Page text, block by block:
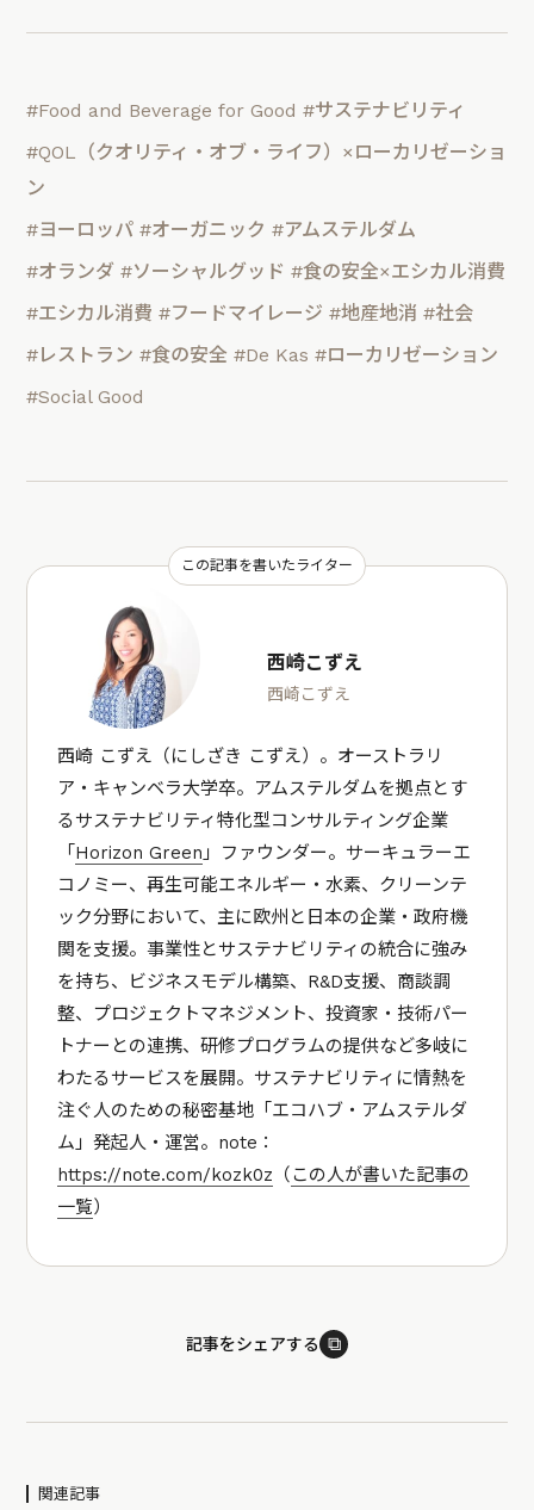
#Food and Beverage for Good #サステナビリティ
#QOL（クオリティ・オブ・ライフ）×ローカリゼーショ
ン
#ヨーロッパ #オーガニック #アムステルダム
#オランダ #ソーシャルグッド #食の安全×エシカル消費
#エシカル消費 #フードマイレージ #地産地消 #社会
#レストラン #食の安全 #De Kas #ローカリゼーション
#Social Good
この記事を書いたライター
西崎こずえ
西崎こずえ
西崎 こずえ（にしざき こずえ）。オーストラリ
ア・キャンベラ大学卒。アムステルダムを拠点とす
るサステナビリティ特化型コンサルティング企業
「 Horizon Green 」ファウンダー。サーキュラーエ
コノミー、再生可能エネルギー・水素、クリーンテ
ック分野において、主に欧州と日本の企業・政府機
関を支援。事業性とサステナビリティの統合に強み
を持ち、ビジネスモデル構築、R&D支援、商談調
整、プロジェクトマネジメント、投資家・技術パー
トナーとの連携、研修プログラムの提供など多岐に
わたるサービスを展開。サステナビリティに情熱を
注ぐ人のための秘密基地「エコハブ・アムステルダ
ム」発起人・運営。note：
https://note.com/kozk0z （この人が書いた記事の
一覧）
記事をシェアする ⧉
関連記事